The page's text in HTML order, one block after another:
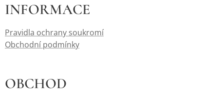
INFORMACE
Pravidla ochrany soukromí
Obchodní podmínky
OBCHOD